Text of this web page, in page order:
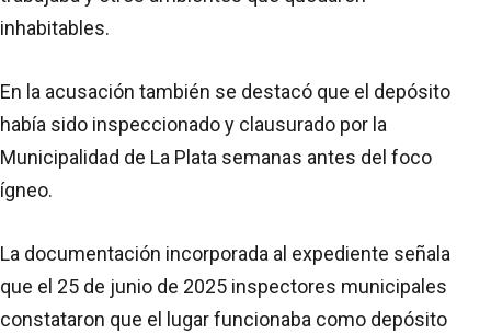
inhabitables.
En la acusación también se destacó que el depósito
había sido inspeccionado y clausurado por la
Municipalidad de La Plata semanas antes del foco
ígneo.
La documentación incorporada al expediente señala
que el 25 de junio de 2025 inspectores municipales
constataron que el lugar funcionaba como depósito